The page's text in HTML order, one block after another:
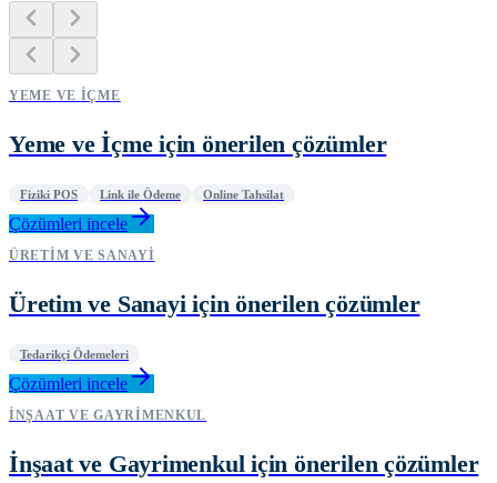
YEME VE İÇME
Yeme ve İçme için önerilen çözümler
Fiziki POS Link ile Ödeme Online Tahsilat
Çözümleri incele
ÜRETIM VE SANAYI
Üretim ve Sanayi için önerilen çözümler
Tedarikçi Ödemeleri
Çözümleri incele
İNŞAAT VE GAYRIMENKUL
İnşaat ve Gayrimenkul için önerilen çözümler